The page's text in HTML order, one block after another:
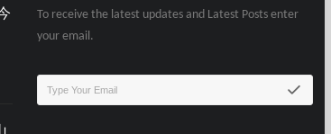
To receive the latest updates and Latest Posts enter
your email.